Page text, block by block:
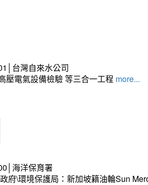
台灣自來水公司
壓電氣設備檢驗 等三合一工程 more...
海洋保育署
府\環境保護局：新加坡籍油輪Sun